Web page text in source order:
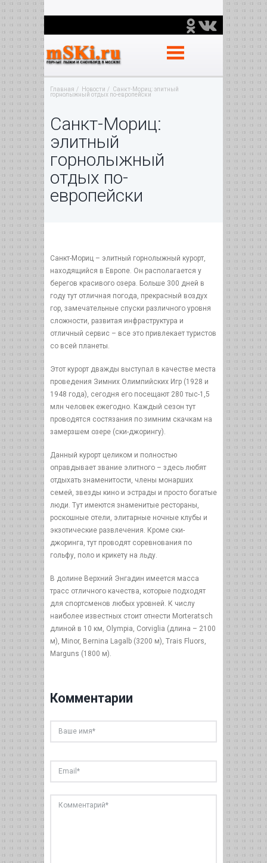
Главная Новости
Санкт-Мориц: элитный
горнолыжный отдых по-европейски
Санкт-Мориц:
элитный
горнолыжный
отдых по-
европейски
Санкт-Мориц – элитный горнолыжный курорт,
находящийся в Европе. Он располагается у
берегов красивого озера. Больше 300 дней в
году тут отличная погода, прекрасный воздух
гор, замечательные спуски различного уровня
сложности, развитая инфраструктура и
отличный сервис – все это привлекает туристов
со всей планеты.
Этот курорт дважды выступал в качестве места
проведения Зимних Олимпийских Игр (1928 и
1948 года), сегодня его посещают 280 тыс-1,5
млн человек ежегодно. Каждый сезон тут
проводятся состязания по зимним скачкам на
замерзшем озере (ски-джорингу).
Данный курорт целиком и полностью
оправдывает звание элитного – здесь любят
отдыхать знаменитости, члены монарших
семей, звезды кино и эстрады и просто богатые
люди. Тут имеются знаменитые рестораны,
роскошные отели, элитарные ночные клубы и
экзотические развлечения. Кроме ски-
джоринга, тут проводят соревнования по
гольфу, поло и крикету на льду.
В долине Верхний Энгадин имеется масса
трасс отличного качества, которые подходят
для спортсменов любых уровней. К числу
наиболее известных стоит отнести Morteratsch
длиной в 10 км, Olympia, Corviglia (длина – 2100
м), Minor, Bernina Lagalb (3200 м), Trais Fluors,
Marguns (1800 м).
Комментарии